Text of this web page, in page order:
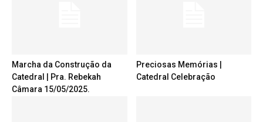
Marcha da Construção da
Catedral | Pra. Rebekah
Câmara 15/05/2025.
Preciosas Memórias |
Catedral Celebração